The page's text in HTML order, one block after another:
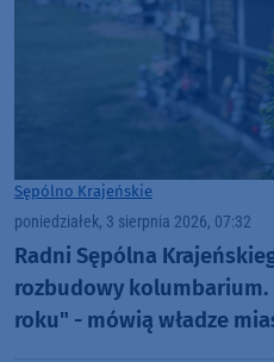
Sępólno Krajeńskie
poniedziałek, 3 sierpnia 2026, 07:32
Radni Sępólna
rozbudowy kolumbarium.
roku" - mówią władze